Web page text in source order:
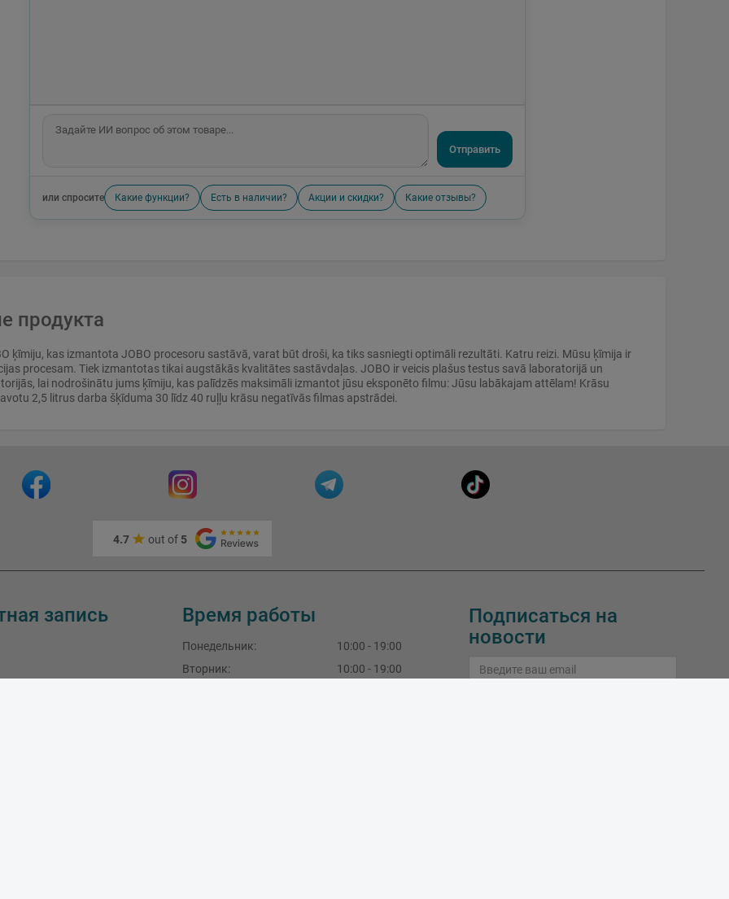
Отправить
или спросите Какие функции? Есть в наличии? Акции и скидки? Какие отзывы?
продукта
ķīmiju, kas izmantota JOBO procesoru sastāvā, varat būt droši, ka tiks sasniegti optimāli rezultāti. Katru reizi. Mūsu ķīmija ir
procesam. Tiek izmantotas tikai augstākās kvalitātes sastāvdaļas. JOBO ir veicis plašus testus savā laboratorijā un
lai nodrošinātu jums ķīmiju, kas palīdzēs maksimāli izmantot jūsu eksponēto filmu: Jūsu labākajam attēlam! Krāsu
2,5 litrus darba šķīduma 30 līdz 40 ruļļu krāsu negatīvās filmas apstrādei.
4.7 out of 5
запись Время работы
Понедельник:
10:00 - 19:00
Вторник:
10:00 - 19:00
Подписаться на
новости